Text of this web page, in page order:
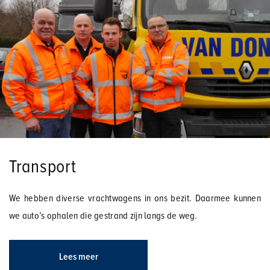
Transport
We hebben diverse vrachtwagens in ons bezit. Daarmee kunnen
we auto’s ophalen die gestrand zijn langs de weg.
Lees meer